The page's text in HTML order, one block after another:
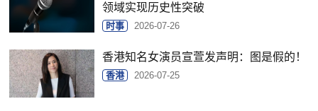
领域实现历史性突破
时事 2026-07-26
香港知名女演员宣萱发声明：图是假的！
香港 2026-07-25